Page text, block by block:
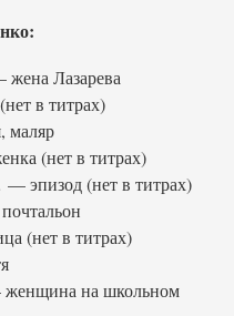
Лазарева
в титрах)
маляр
(нет в титрах)
эпизод (нет в титрах)
(нет в титрах)
на школьном